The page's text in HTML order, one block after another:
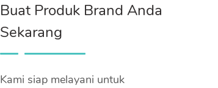
Buat Produk Brand Anda
Sekarang
Kami siap melayani untuk